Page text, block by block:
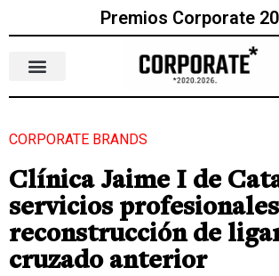
Premios Corporate
CORPORATE BRANDS
Clínica Jaime I de
servicios
reconstrucción de
cruzado anterior